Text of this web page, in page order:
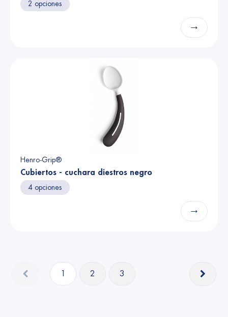
2 opciones
→
Henro-Grip®
Cubiertos - cuchara diestros negro
4 opciones
→
1 2 3